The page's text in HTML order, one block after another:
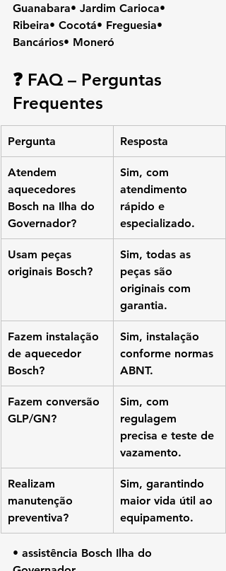
Guanabara• Jardim Carioca•
Ribeira• Cocotá• Freguesia•
Bancários• Moneró
❓ FAQ – Perguntas
Frequentes
Pergunta Resposta
Atendem
aquecedores
Bosch na Ilha do
Governador?
Sim, com
atendimento
rápido e
especializado.
Usam peças
originais Bosch?
Sim, todas as
peças são
originais com
garantia.
Fazem instalação
de aquecedor
Bosch?
Sim, instalação
conforme normas
ABNT.
Fazem conversão
GLP/GN?
Sim, com
regulagem
precisa e teste de
vazamento.
Realizam
manutenção
preventiva?
Sim, garantindo
maior vida útil ao
equipamento.
• assistência Bosch Ilha do